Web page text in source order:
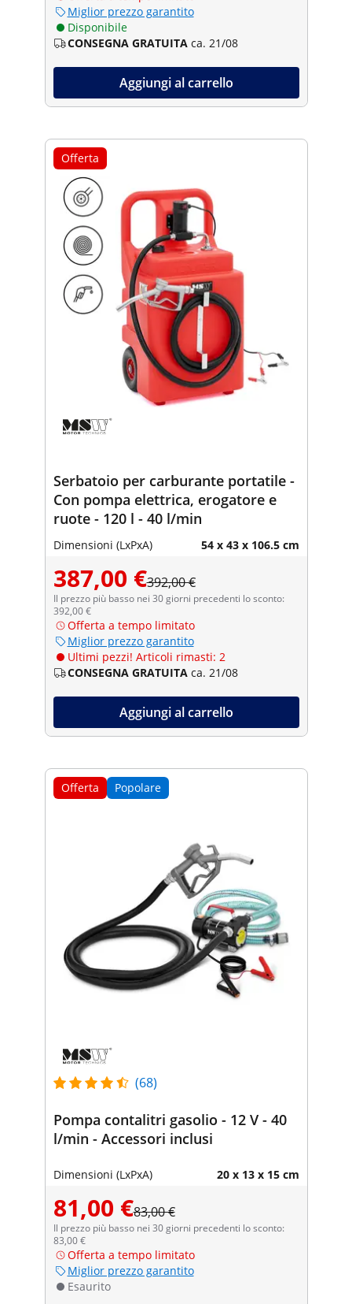
Miglior prezzo garantito
Disponibile
CONSEGNA GRATUITA ca. 21/08
Aggiungi al carrello
Offerta
Serbatoio per carburante portatile -
Con pompa elettrica, erogatore e
ruote - 120 l - 40 l/min
Dimensioni (LxPxA) 54 x 43 x 106.5 cm
387,00 €392,00 €
Il prezzo più basso nei 30 giorni precedenti lo sconto:
392,00 €
Offerta a tempo limitato
Miglior prezzo garantito
Ultimi pezzi! Articoli rimasti: 2
CONSEGNA GRATUITA ca. 21/08
Aggiungi al carrello
Offerta Popolare
(68)
Pompa contalitri gasolio - 12 V - 40
l/min - Accessori inclusi
Dimensioni (LxPxA) 20 x 13 x 15 cm
81,00 €83,00 €
Il prezzo più basso nei 30 giorni precedenti lo sconto:
83,00 €
Offerta a tempo limitato
Miglior prezzo garantito
Esaurito